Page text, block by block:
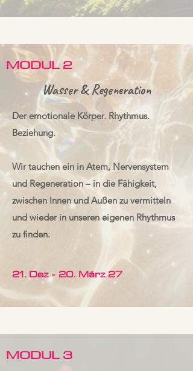
MODUL 2
Wasser & Regeneration
Der emotionale Körper. Rhythmus.
Beziehung.
Wir tauchen ein in Atem, Nervensystem
und Regeneration – in die Fähigkeit,
zwischen Innen und Außen zu vermitteln
und wieder in unseren eigenen Rhythmus
zu finden.
21. Dez - 20. März 27
MODUL 3